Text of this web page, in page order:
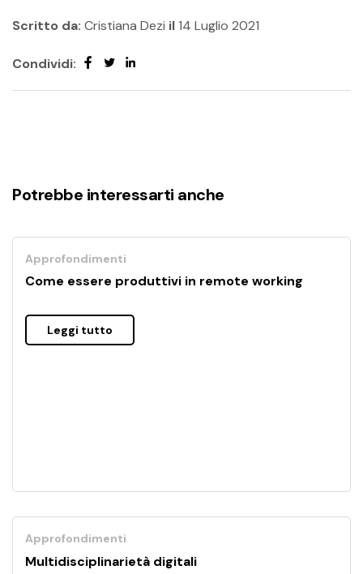
Scritto da: Cristiana Dezi il14 Luglio 2021
Condividi:
Potrebbe interessarti anche
Approfondimenti
Come essere produttivi in remote working
Leggi tutto
Approfondimenti
Multidisciplinarietà digitali